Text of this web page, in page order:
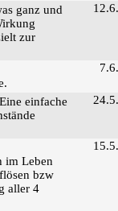
ganz und
zur
einfache
im Leben
bzw
aller 4